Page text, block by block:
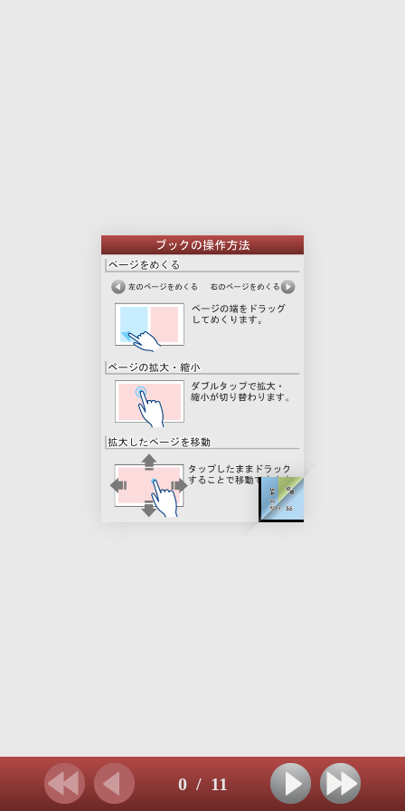
0 / 11